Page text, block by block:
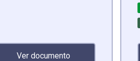
Ver documento